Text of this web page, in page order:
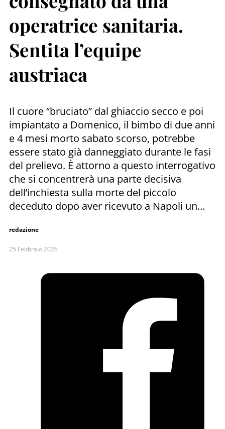
operatrice sanitaria.
Sentita l’equipe
austriaca
Il cuore “bruciato” dal ghiaccio secco e poi
impiantato a Domenico, il bimbo di due anni
e 4 mesi morto sabato scorso, potrebbe
essere stato già danneggiato durante le fasi
del prelievo. È attorno a questo interrogativo
che si concentrerà una parte decisiva
dell’inchiesta sulla morte del piccolo
deceduto dopo aver ricevuto a Napoli un…
redazione
25 Febbraio 2026